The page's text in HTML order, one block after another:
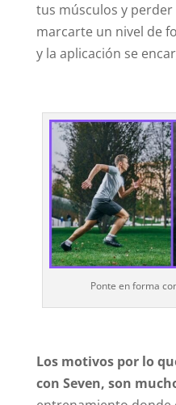
tus músculos y
marcarte un nivel de
y la aplicación se
Ponte en forma
Los motivos por lo
con Seven, son